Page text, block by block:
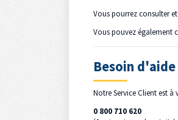
Vous pourrez consulter
Vous pouvez également
Besoin d'aide
Notre Service Client est
0 800 710 620